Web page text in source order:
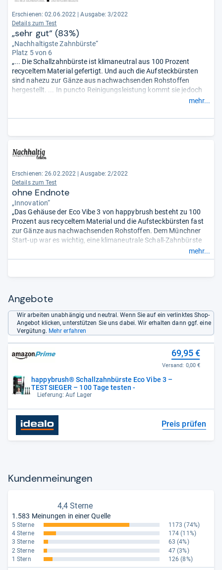
Erschienen: 02.06.2022
Ausgabe: 3/2022
Details zum Test
„sehr gut“ (83%)
„Nachhaltigste Zahnbürste“
Platz 5 von 6
„... Die Schallzahnbürste ist klimaneutral aus 100 Prozent
recyceltem Material gefertigt. Und auch die Aufsteckbürsten
sind nahezu zur Gänze aus nachwachsenden Rohstoffen
hergestellt. ... In puncto Reinigungsleistung kommt sie jedoch
nicht ganz an jene der anderen Bürsten in unserem Vergleich
Nutzung von zweimal zwei Minuten für knapp sechs Wochen.“
mehr...
Erschienen: 26.02.2022
Ausgabe: 2/2022
Details zum Test
ohne Endnote
„Innovation“
„Das Gehäuse der Eco Vibe 3 von happybrush besteht zu 100
Prozent aus recyceltem Material und die Aufsteckbürsten fast
zur Gänze aus nachwachsenden Rohstoffen. Dem Münchner
Start-up war es wichtig, eine klimaneutrale Schall-Zahnbürste
zu entwickeln. Mit 40.000 Vibrationen pro Minute und drei
Reinigungsmodi (Normal, Sensitiv, Polieren) wird Plaque
gewährleisten, dass die Zähne lange genug und an jeder Stelle
mehr...
Angebote
Wir arbeiten unabhängig und neutral. Wenn Sie auf ein verlinktes Shop-
Angebot klicken, unterstützen Sie uns dabei. Wir erhalten dann ggf. eine
Vergütung. Mehr erfahren
happybrush® Schallzahnbürste Eco Vibe 3 –
TESTSIEGER – 100 Tage testen -
Lieferung: Auf Lager
69,95 €
Versand: 0,00 €
Preis prüfen
Kun­den­mei­nun­gen
4,4 Sterne
1.583 Meinungen in einer Quelle
5 Sterne 1173 (74%)
4 Sterne
174 (11%)
3 Sterne
63 (4%)
2 Sterne
47 (3%)
1 Stern
126 (8%)